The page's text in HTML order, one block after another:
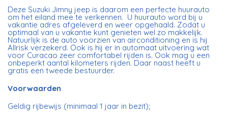
Deze Suzuki Jimny jeep is daarom een perfecte huurauto
om het eiland mee te verkennen. U huurauto word bij u
vakantie adres afgeleverd en weer opgehaald. Zodat u
optimaal van u vakantie kunt genieten wel zo makkelijk.
Natuurlijk is de auto voorzien van airconditioning en is hij
Allrisk verzekerd. Ook is hij er in automaat uitvoering wat
voor Curacao zeer comfortabel rijden is. Ook mag u een
onbeperkt aantal kilometers rijden. Daar naast heeft u
gratis een tweede bestuurder.
Voorwaarden
Geldig rijbewijs (minimaal 1 jaar in bezit);